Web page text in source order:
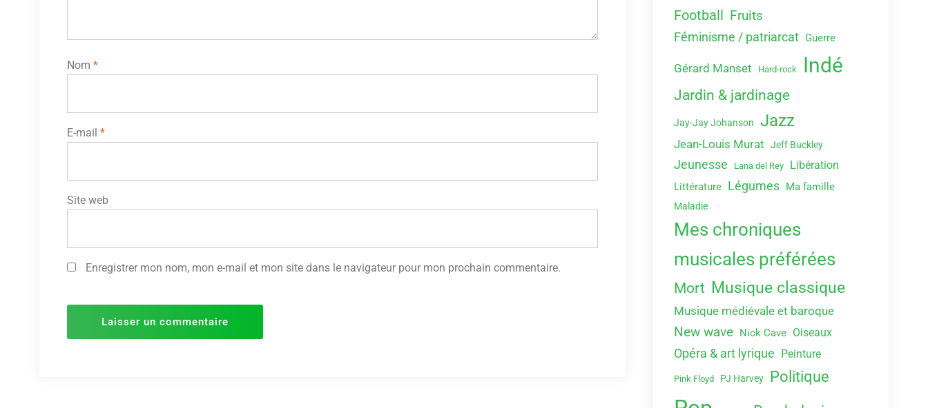
Nom *
E-mail *
Site web
Enregistrer mon nom, mon e-mail et mon site dans le navigateur pour mon prochain commentaire.
Football Fruits
Féminisme / patriarcat Guerre
Gérard Manset Hard-rock Indé
Jardin & jardinage
Jay-Jay Johanson Jazz
Jean-Louis Murat Jeff Buckley
Jeunesse Lana del Rey Libération
Littérature Légumes Ma famille
Maladie
Mes chroniques
musicales préférées
Mort Musique classique
Musique médiévale et baroque
New wave Nick Cave Oiseaux
Opéra & art lyrique Peinture
Pink Floyd PJ Harvey Politique